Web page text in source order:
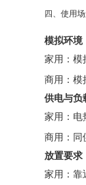
四、使用
模拟环境
家用：模
商用：模
供电与负
家用：电
商用：同
放置要求
家用：靠